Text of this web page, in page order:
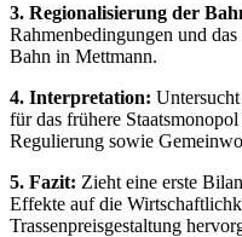
3. Regionalisierung der
Rahmenbedingungen und
Bahn in Mettmann.
4. Interpretation:
für das frühere
Regulierung sowie
5. Fazit: Zieht eine erste
Effekte auf die
Trassenpreisgestaltung